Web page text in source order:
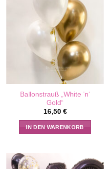
Optionen
können
auf
der
Produktseite
gewählt
werden
Ballonstrauß „White ’n‘
Gold“
16,50 €
IN DEN WARENKORB